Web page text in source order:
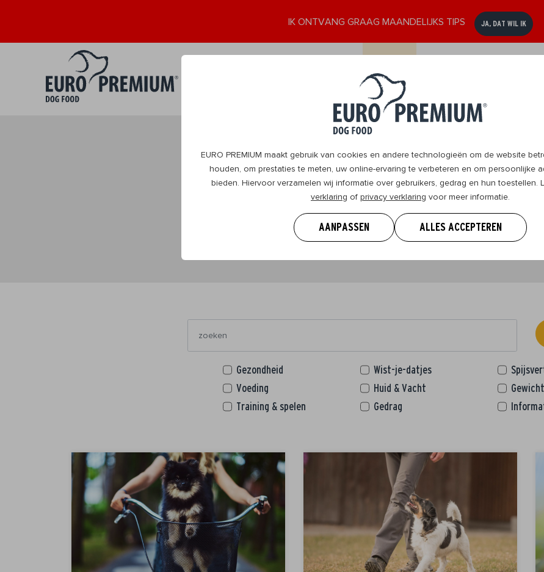
EURO PREMIUM maakt gebruik van cookies en andere technologieën om de website
houden, om prestaties te meten, uw online-ervaring te verbeteren en om persoonlijke
bieden. Hiervoor verzamelen wij informatie over gebruikers, gedrag en hun toestellen.
verklaring of privacy verklaring voor meer informatie.
AANPASSEN ALLES ACCEPTEREN
IK ONTVANG GRAAG MAANDELIJKS TIPS JA, DAT WIL IK
DogBlog
DogBlog
Alles wat je moet weten om je hond te geven wat hij nodig heeft en
Gezondheid
Voeding
Training & spelen
Wist-je-datjes
Huid & Vacht
Gedrag
Gewicht